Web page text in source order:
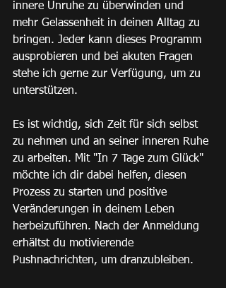
innere Unruhe zu überwinden und
mehr Gelassenheit in deinen Alltag zu
bringen. Jeder kann dieses Programm
ausprobieren und bei akuten Fragen
stehe ich gerne zur Verfügung, um zu
unterstützen.
Es ist wichtig, sich Zeit für sich selbst
zu nehmen und an seiner inneren Ruhe
zu arbeiten. Mit "In 7 Tage zum Glück"
möchte ich dir dabei helfen, diesen
Prozess zu starten und positive
Veränderungen in deinem Leben
herbeizuführen. Nach der Anmeldung
erhältst du motivierende
Pushnachrichten, um dranzubleiben.